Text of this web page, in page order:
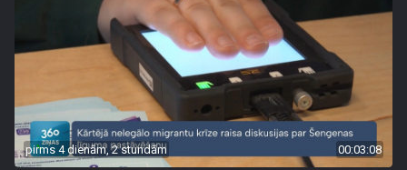
pirms 4 dienām, 2 stundām 00:03:08